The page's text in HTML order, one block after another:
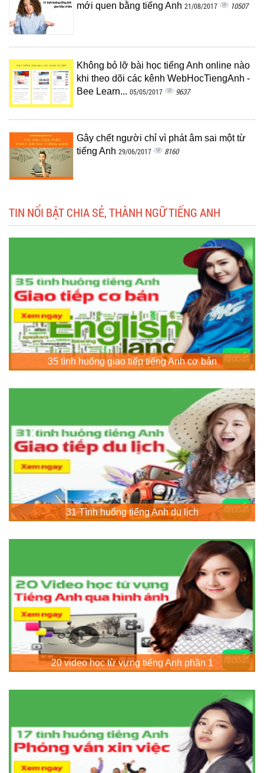
mới quen bằng tiếng Anh 21/08/2017 10507
Không bỏ lỡ bài học tiếng Anh online nào
khi theo dõi các kênh WebHocTiengAnh -
Bee Learn... 05/05/2017 9637
Gây chết người chỉ vì phát âm sai một từ
tiếng Anh 29/06/2017 8160
TIN NỔI BẬT CHIA SẺ, THÀNH NGỮ TIẾNG ANH
35 tình huống giao tiếp tiếng Anh cơ bản
31 Tình huống tiếng Anh du lịch
20 video học từ vựng tiếng Anh phần 1